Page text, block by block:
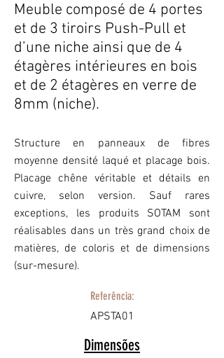
Meuble composé de 4 portes
et de 3 tiroirs Push-Pull et
d’une niche ainsi que de 4
étagères intérieures en bois
et de 2 étagères en verre de
8mm (niche).
Structure en panneaux de fibres
moyenne densité laqué et placage bois.
Placage chêne véritable et détails en
cuivre, selon version. Sauf rares
exceptions, les produits SOTAM sont
réalisables dans un très grand choix de
matières, de coloris et de dimensions
(sur-mesure).
Referência:
APSTA01
Dimensões